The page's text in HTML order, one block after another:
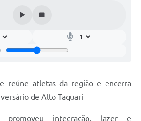
reúne atletas da região e encerra
de Alto Taquari
promoveu integração, lazer e